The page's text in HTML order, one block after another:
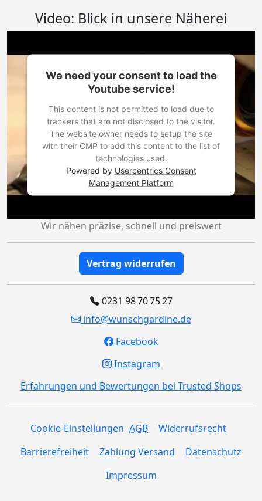
Video: Blick in unsere Näherei
We need your consent to load the
Youtube service!
This content is not permitted to load due to
trackers that are not disclosed to the visitor.
The website owner needs to setup the site
with their CMP to add this content to the list of
technologies used.
Powered by Usercentrics Consent
Management Platform
Wir nähen präzise, schnell und preiswert
Vertrag widerrufen
0231 98 70 75 27
info@wunschgardine.de
Facebook
Instagram
Erfahrungen und Bewertungen bei Trusted Shops
Cookie-Einstellungen AGB
Widerrufsrecht
Barrierefreiheit
Zahlung Versand
Datenschutz
Impressum